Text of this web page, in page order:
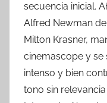
secuencia inicial.
Alfred Newman
Milton Krasner,
cinemascope y
intenso y bien
tono sin